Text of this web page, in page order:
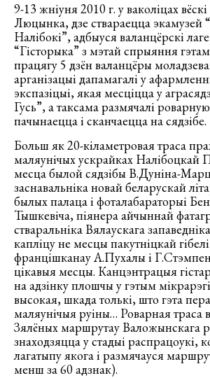
9-13 жнiуня 2010 г. у ваколiцах
Люцынка, дзе ствараецца экамузей
Налiбокi”, адбыуся валанцёрскi
“Гiсторыка” з мэтай спрыяння
працягу 5 дзён валанцёры
арганiзацыi дапамагалi у
экспазiцыi, якая месцiцца у
Гусь”, а таксама размячалi
пачынаецца i сканчаецца на сядзiбе.
Больш як 20-кiламетровая траса
маляунiчых ускрайках Налiбоцкай
месца былой сядзiбы В.Дунiна-
заснавальнiка новай беларускай
былых палаца i фоталабараторыi
Тышкевiча, пiянера айчыннай
стваральнiка Вялаускага
каплiцу не месцы пакутнiцкай гiбелi
францiшканау А.Пухалы i
цiкавыя месцы. Канцэнтрацыя
на адзiнку плошчы у гэтым
высокая, шкада толькi, што гэта
маляунiчыя руiны… Роварная траса
Зялёных маршрутау Валожынскага
знаходзяцца у стадыi распрацоукi,
лагатыпу якога i размячауся
менш за 60 адзнак).